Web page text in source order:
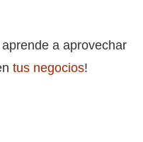
a aprovechar
tus negocios!